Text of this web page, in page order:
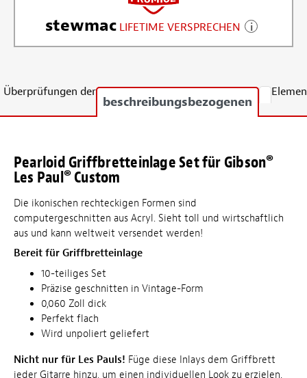
stewmac LIFETIME VERSPRECHEN
Überprüfungen der
beschreibungsbezogenen
Pearloid Griffbretteinlage Set für Gibson®
Les Paul® Custom
Die ikonischen rechteckigen Formen sind
computergeschnitten aus Acryl. Sieht toll und wirtschaftlich
aus und kann weltweit versendet werden!
Bereit für Griffbretteinlage
10-teiliges Set
Präzise geschnitten in Vintage-Form
0,060 Zoll dick
Perfekt flach
Wird unpoliert geliefert
Nicht nur für Les Pauls! Füge diese Inlays dem Griffbrett
jeder Gitarre hinzu, um einen individuellen Look zu erzielen.